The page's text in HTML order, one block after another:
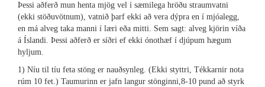
Þessi aðferð mun henta mjög vel í sæmilega hröðu straumvatni
(ekki stöðuvötnum), vatnið þarf ekki að vera dýpra en í mjóalegg,
en má alveg taka manni í læri eða mitti. Sem sagt: alveg kjörin víða
á Íslandi. Þessi aðferð er síðri ef ekki ónothæf í djúpum hægum
hyljum.
1) Níu til tíu feta stöng er nauðsynleg. (Ekki styttri, Tékkarnir nota
rúm 10 fet.) Taumurinn er jafn langur stönginni,8-10 pund að styrk